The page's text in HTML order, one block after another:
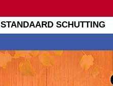
STANDAARD SCHUTTING